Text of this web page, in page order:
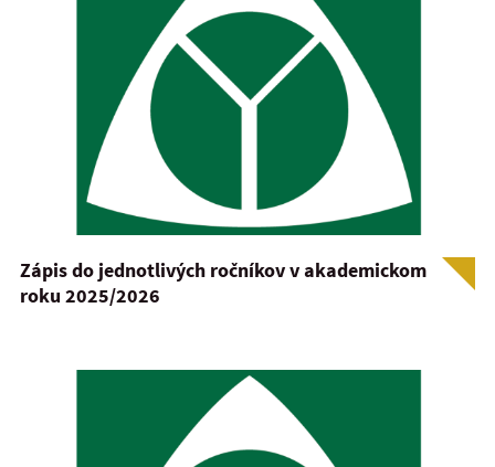
Zápis do jednotlivých ročníkov v akademickom
roku 2025/2026